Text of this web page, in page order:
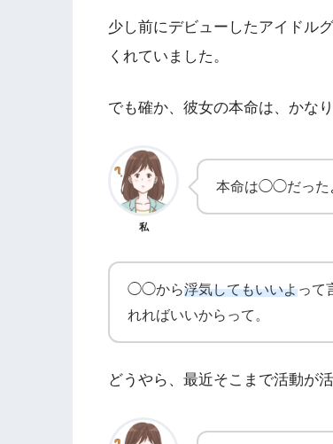
少し前にデビューしたアイドル
くれていました。
でも確か、彼女の本命は、かな
私
本命は◯◯だった
◯◯から浮気してもいいよって
れればいいからって。
どうやら、最近そこまで活動が